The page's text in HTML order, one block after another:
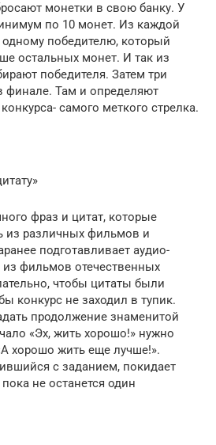
монетки в свою банку. У
по 10 монет. Из каждой
победителю, который
остальных монет. И так из
победителя. Затем три
финале. Там и определяют
самого меткого стрелка.
фраз и цитат, которые
из различных фильмов и
подготавливает аудио-
из фильмов отечественных
чтобы цитаты были
конкурс не заходил в тупик.
продолжение знаменитой
«Эх, жить хорошо!» нужно
хорошо жить еще лучше!».
с заданием, покидает
пока не останется один